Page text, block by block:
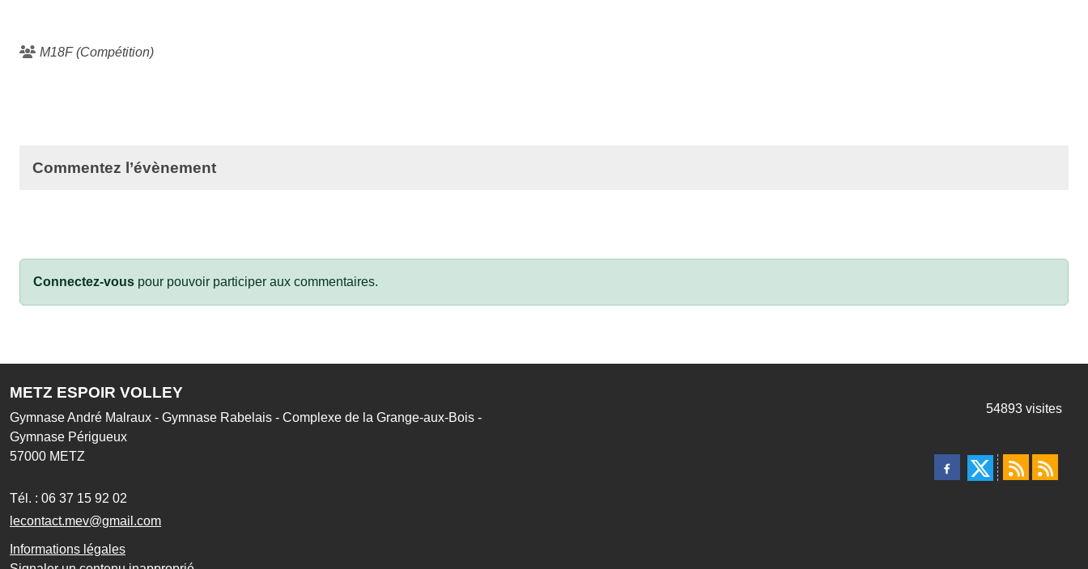
M18F (Compétition)
Commentez l’évènement
Connectez-vous pour pouvoir participer aux commentaires.
METZ ESPOIR VOLLEY
Gymnase André Malraux - Gymnase Rabelais - Complexe de la Grange-aux-Bois -
Gymnase Périgueux
57000 METZ
Tél. : 06 37 15 92 02
lecontact.mev@gmail.com
Informations légales
54893 visites